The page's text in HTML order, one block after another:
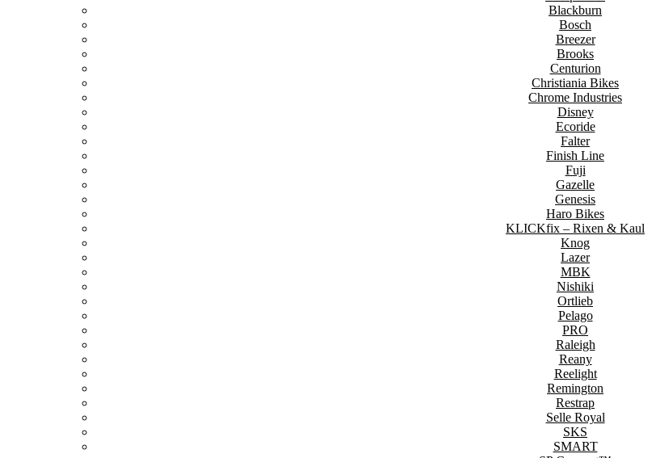
Blackburn
Bosch
Breezer
Brooks
Centurion
Christiania Bikes
Chrome Industries
Disney
Ecoride
Falter
Finish Line
Fuji
Gazelle
Genesis
Haro Bikes
KLICKfix – Rixen & Kaul
Knog
Lazer
MBK
Nishiki
Ortlieb
Pelago
PRO
Raleigh
Reany
Reelight
Remington
Restrap
Selle Royal
SKS
SMART